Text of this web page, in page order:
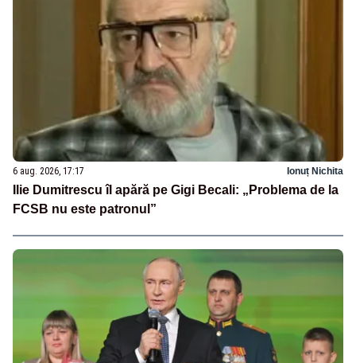
6 aug. 2026, 17:17 Ionuț Nichita
Ilie Dumitrescu îl apără pe Gigi Becali: „Problema de la
FCSB nu este patronul”